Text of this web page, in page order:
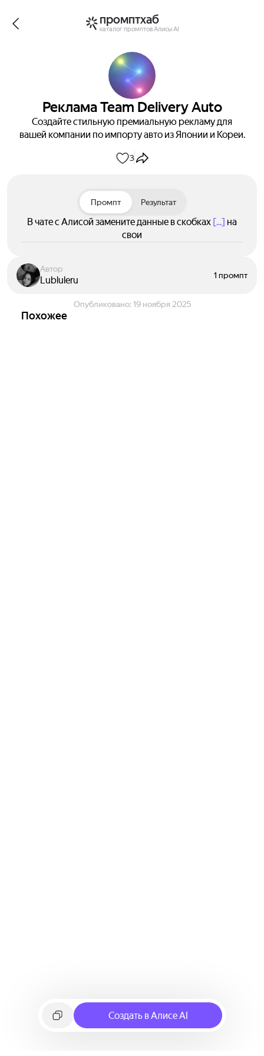
промптхаб
каталог промптов Алисы AI
Реклама Team Delivery Auto
Создайте стильную премиальную рекламу для
вашей компании по импорту авто из Японии и Кореи.
3
Промпт Результат
В чате с Алисой замените данные в скобках [...] на
свои
Автор
Lubluleru 1 промпт
Опубликовано: 19 ноября 2025
Похожее
Создать в Алисе AI